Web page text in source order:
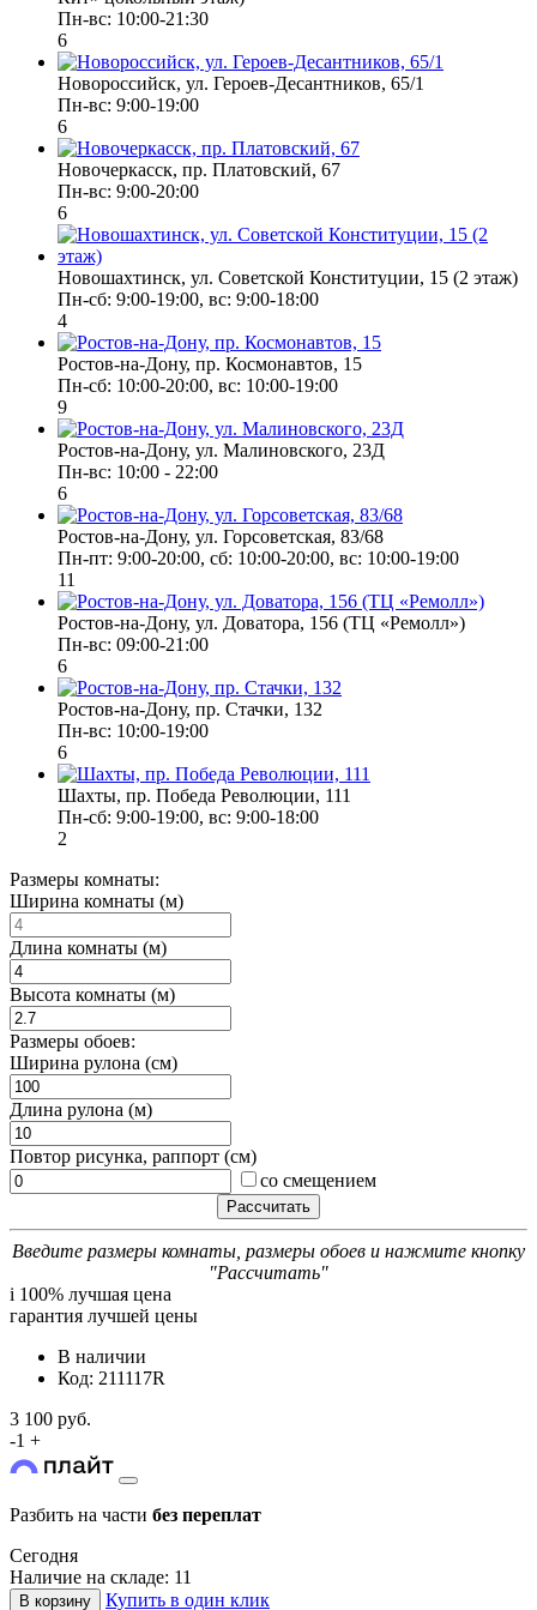
Пн-вс: 10:00-21:30
6
Новороссийск, ул. Героев-Десантников, 65/1
Пн-вс: 9:00-19:00
6
Новочеркасск, пр. Платовский, 67
Пн-вс: 9:00-20:00
6
Новошахтинск, ул. Советской Конституции, 15 (2 этаж)
Пн-сб: 9:00-19:00, вс: 9:00-18:00
4
Ростов-на-Дону, пр. Космонавтов, 15
Пн-сб: 10:00-20:00, вс: 10:00-19:00
9
Ростов-на-Дону, ул. Малиновского, 23Д
Пн-вс: 10:00 - 22:00
6
Ростов-на-Дону, ул. Горсоветская, 83/68
Пн-пт: 9:00-20:00, сб: 10:00-20:00, вс: 10:00-19:00
11
Ростов-на-Дону, ул. Доватора, 156 (ТЦ «Ремолл»)
Пн-вс: 09:00-21:00
6
Ростов-на-Дону, пр. Стачки, 132
Пн-вс: 10:00-19:00
6
Шахты, пр. Победа Революции, 111
Пн-сб: 9:00-19:00, вс: 9:00-18:00
2
Размеры комнаты:
Ширина комнаты (м)
Длина комнаты (м)
Высота комнаты (м)
Размеры обоев:
Ширина рулона (см)
Длина рулона (м)
Повтор рисунка, раппорт (см)
со смещением
Введите размеры комнаты, размеры обоев и нажмите кнопку
"Рассчитать"
i 100% лучшая цена
гарантия лучшей цены
В наличии
Код: 211117R
3 100 руб.
-1 +
Разбить на части без переплат
Сегодня
Наличие на складе: 11
В корзину Купить в один клик